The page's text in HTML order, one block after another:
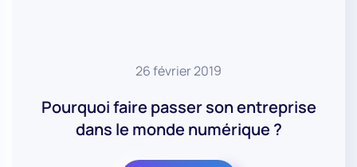
26 février 2019
Pourquoi faire passer son entreprise
dans le monde numérique ?